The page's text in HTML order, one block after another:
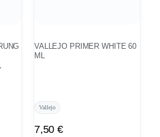
VALLEJO PRIMER WHITE 60
ML
Vallejo
7,50€